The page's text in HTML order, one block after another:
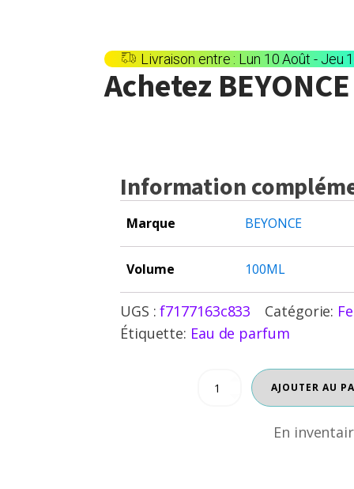
Livraison entre : Lun 10 Août - Jeu
Achetez
Information
Marque BEYONCE
Volume 100ML
UGS :f7177163c833 Catégorie:
Étiquette: Eau de parfum
quantité
AJOUTER AU
En